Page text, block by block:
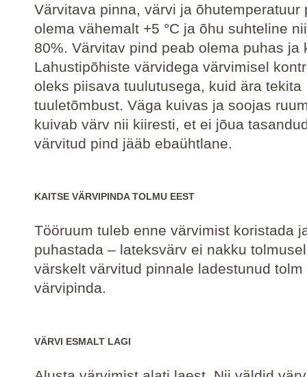
Värvitava pinna, värvi ja õhutemperatuur
olema vähemalt +5 °C ja õhu suhteline
80%. Värvitav pind peab olema puhas ja
Lahustipõhiste värvidega värvimisel
oleks piisava tuulutusega, kuid ära tekita
tuuletõmbust. Väga kuivas ja soojas
kuivab värv nii kiiresti, et ei jõua
värvitud pind jääb ebaühtlane.
KAITSE VÄRVIPINDA TOLMU EEST
Tööruum tuleb enne värvimist koristada
puhastada – lateksvärv ei nakku
värskelt värvitud pinnale ladestunud tolm
värvipinda.
VÄRVI ESMALT LAGI